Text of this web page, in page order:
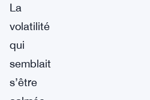
La
volatilité
qui
semblait
s’être